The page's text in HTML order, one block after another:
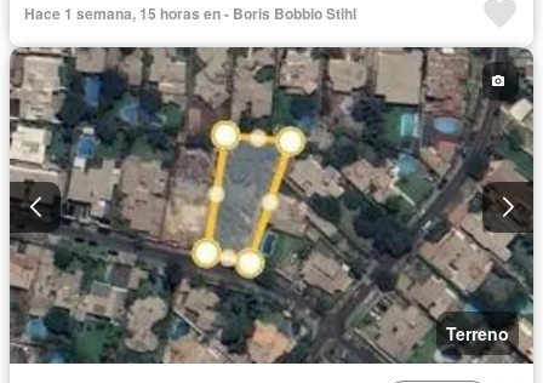
Hace 1 semana, 15 horas en - Boris Bobbio Stihl
Terreno